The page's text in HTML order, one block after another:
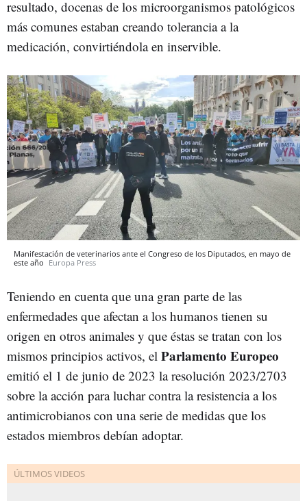
resultado, docenas de los microorganismos patológicos
más comunes estaban creando tolerancia a la
medicación, convirtiéndola en inservible.
Manifestación de veterinarios ante el Congreso de los Diputados, en mayo de
este año Europa Press
Teniendo en cuenta que una gran parte de las
enfermedades que afectan a los humanos tienen su
origen en otros animales y que éstas se tratan con los
mismos principios activos, el Parlamento Europeo
emitió el 1 de junio de 2023 la resolución 2023/2703
sobre la acción para luchar contra la resistencia a los
antimicrobianos con una serie de medidas que los
estados miembros debían adoptar.